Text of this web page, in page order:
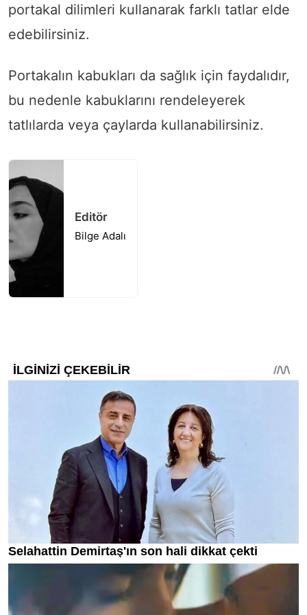
portakal dilimleri kullanarak farklı tatlar elde
edebilirsiniz.
Portakalın kabukları da sağlık için faydalıdır,
bu nedenle kabuklarını rendeleyerek
tatlılarda veya çaylarda kullanabilirsiniz.
Editör
Bilge Adalı